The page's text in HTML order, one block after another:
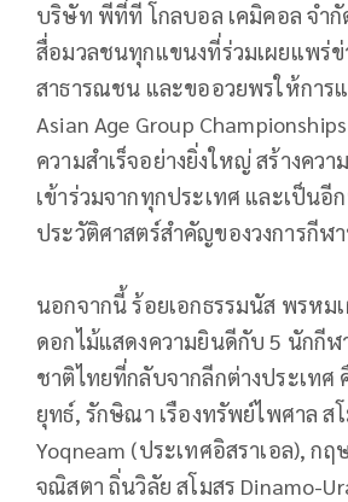
บริษัท พีที่ที โกลบอล เคมิคอล จำ
สื่อมวลชนทุกแขนงที่ร่วมเผยแพร่ข่
สาธารณชน และขออวยพรให้การ
Asian Age Group
ความสำเร็จอย่างยิ่งใหญ่ สร้างคว
เข้าร่วมจากทุกประเทศ และเป็นอี
ประวัติศาสตร์สำคัญของวงการกีฬ
นอกจากนี้ ร้อยเอกธรรมนัส พรหม
ดอกไม้แสดงความยินดีกับ 5 นักกีฬ
ชาติไทยที่กลับจากลีกต่างประเทศ
ยุทธ์, รักษิณา เรืองทรัพย์ไพศาล ส
Yoqneam (ประเทศอิสราเอล), ก
จณิสตา ถิ่นวิลัย สโมสร Dinamo-